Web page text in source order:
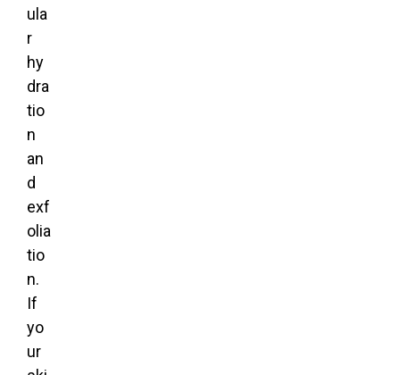
ula
r
hy
dra
tio
n
an
d
exf
olia
tio
n.
If
yo
ur